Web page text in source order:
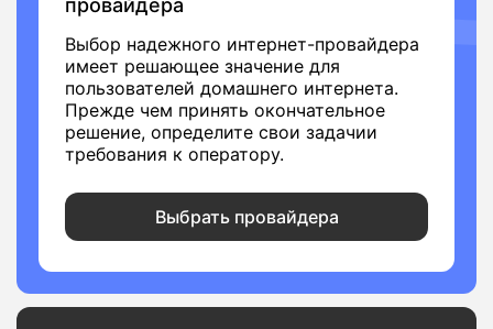
провайдера
Выбор надежного интернет-провайдера
имеет решающее значение для
пользователей домашнего интернета.
Прежде чем принять окончательное
решение, определите свои задачии
требования к оператору.
Выбрать провайдера